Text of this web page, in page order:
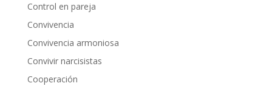
Control en pareja
Convivencia
Convivencia armoniosa
Convivir narcisistas
Cooperación